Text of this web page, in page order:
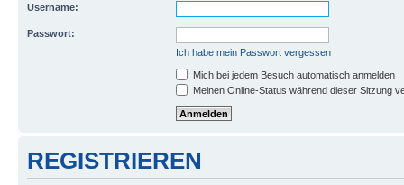
Username:
Passwort:
Ich habe mein Passwort vergessen
Mich bei jedem Besuch automatisch anmelden
Meinen Online-Status während dieser Sitzung
REGISTRIEREN